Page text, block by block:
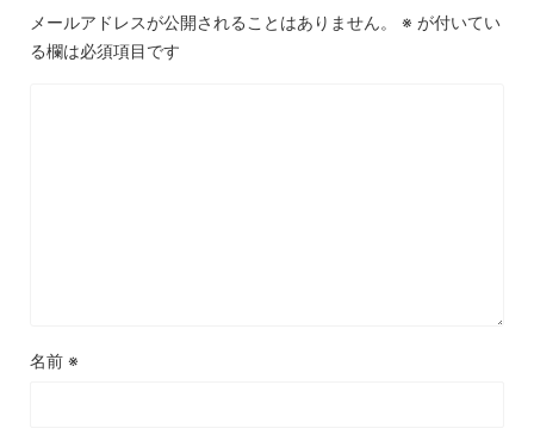
メールアドレスが公開されることはありません。 ※ が付いてい
る欄は必須項目です
名前 ※